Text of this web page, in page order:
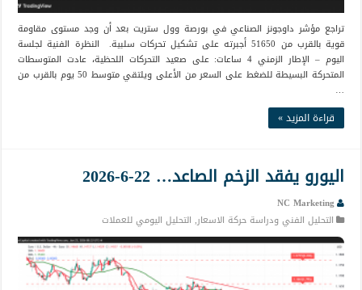
تراجع مؤشر داوجونز الصناعي في بورصة وول ستريت بعد أن وجد مستوى مقاومة
قوية بالقرب من 51650 أجبرته على تشكيل تحركات سلبية. النظرة الفنية لجلسة
اليوم – الإطار الزمني 4 ساعات: على صعيد التحركات اللحظية، عادت المتوسطات
المتحركة البسيطة للضغط على السعر من الأعلى ويلتقي متوسط 50 يوم بالقرب من
…
قراءة المزيد »
اليورو يفقد الزخم الصاعد… 22-6-2026
NC Marketing
التحليل الفني ودراسة حركة الاسعار, التحليل اليومي للعملات